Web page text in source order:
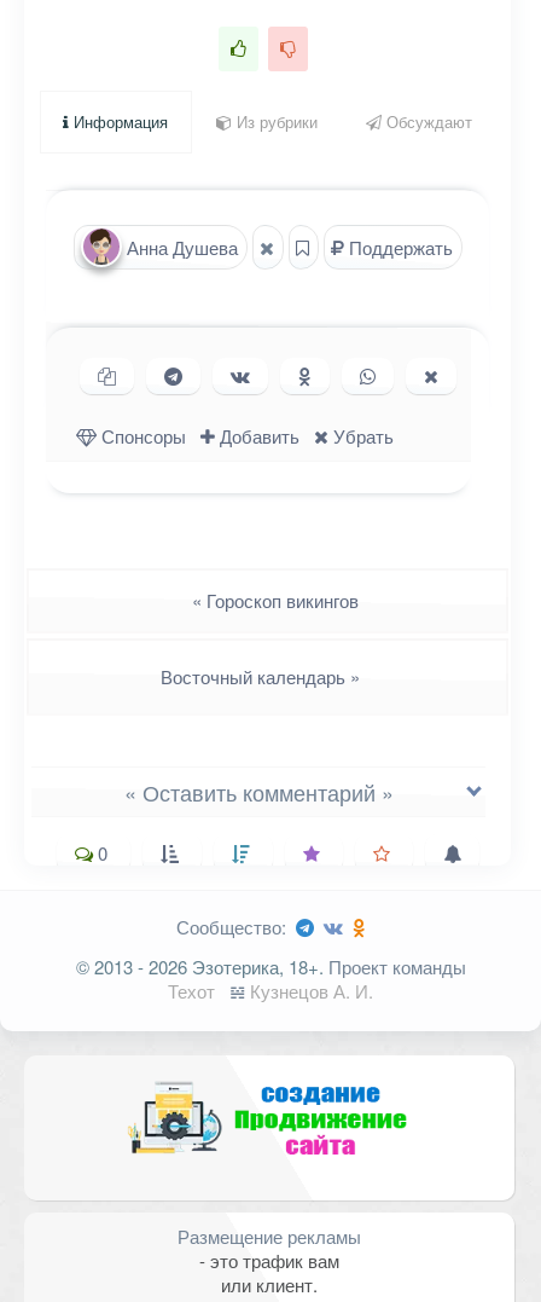
Информация Из рубрики Обсуждают
Анна Душева Поддержать
Копировать ссылку
Поделиться в Telegram
Поделиться ВКонтакте
Поделиться в
Одноклассниках
Поделиться в
WhatsApp
в X (Twitter)
Спонсоры
Добавить Убрать
« Гороскоп викингов
Восточный календарь »
« Оставить комментарий »
Ваш адрес email не будет
опубликован.
Обязательные поля
Комментарий
0
Сообщество:
© 2013 - 2026 Эзотерика, 18+. Проект команды
Техот
𝌴 Кузнецов А. И.
Размещение рекламы
- это трафик вам
или клиент.